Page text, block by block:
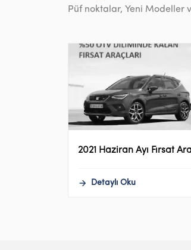
Püf noktalar, Yeni Modeller
2021 Haziran Ayı Fırsat
Detaylı Oku